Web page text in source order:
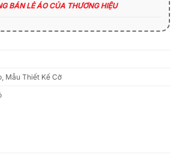
BÁN LẺ ÁO CỦA THƯƠNG HIỆU
, Mẫu Thiết Kế Cờ